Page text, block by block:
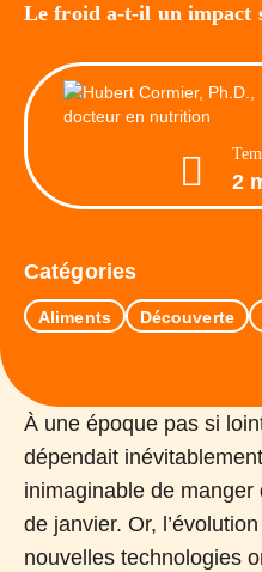
Le froid a-t-il un impact
2
Catégories
Aliments Découverte
À une époque pas si
dépendait
inimaginable de
de janvier. Or,
nouvelles technologies